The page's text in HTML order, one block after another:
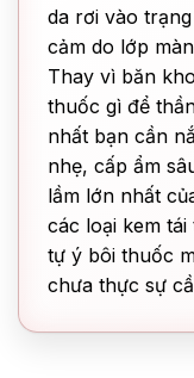
da rơi vào
cảm do lớp
Thay vì băn
thuốc gì để
nhất bạn cần
nhẹ, cấp ẩm
lầm lớn nhất
các loại kem
tự ý bôi thuốc
chưa thực sự